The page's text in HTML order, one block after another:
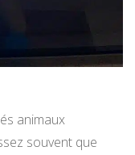
animaux
souvent que